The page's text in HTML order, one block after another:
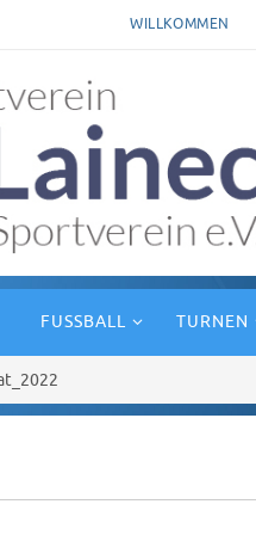
WILLKOMMEN
FUSSBALL TURNEN